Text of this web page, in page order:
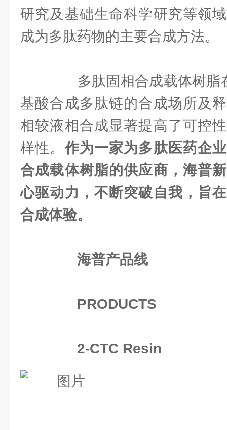
研究及基础生命科学研究等领
成为多肽药物的主要合成方法。
多肽固相合成载体树脂
基酸合成多肽链的合成场所及
相较液相合成显著提高了可控
样性。 作为一家为多肽医药企
合成载体树脂的供应商，海普
心驱动力，不断突破自我，旨
合成体验。
海普产品线
PRODUCTS
2-CTC Resin